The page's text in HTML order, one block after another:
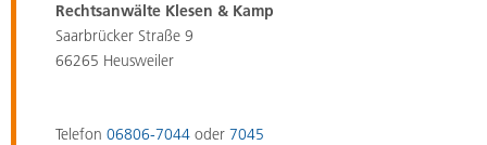
Rechtsanwälte Klesen & Kamp
Saarbrücker Straße 9
66265 Heusweiler
Telefon 06806-7044oder 7045